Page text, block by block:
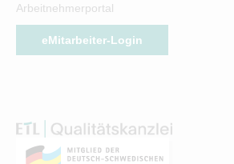
Arbeitnehmerportal
eMitarbeiter-Login